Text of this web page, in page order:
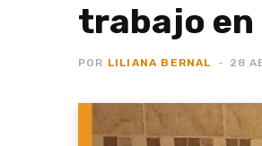
trabajo en
POR LILIANA BERNAL 28